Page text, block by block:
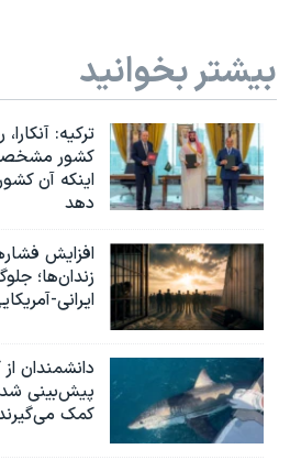
بیشتر بخوانید
ترکیه:
کشور
اینکه آن
دهد
افزایش
زندان‌ها؛
ایرانی-
دانشمندان
پیش‌بینی
کمک